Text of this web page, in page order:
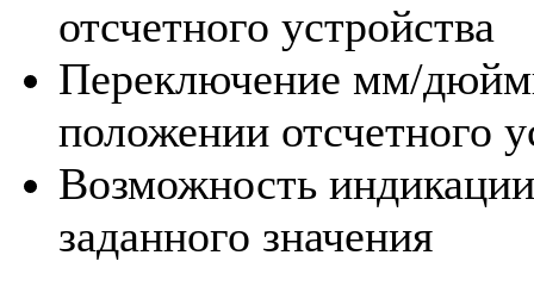
отсчетного устройства
Переключение мм/
положении отсчетного
Возможность
заданного значения